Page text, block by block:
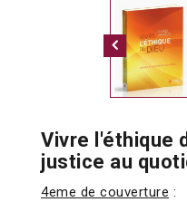
Vivre l'éthique
justice au
4eme de couverture :